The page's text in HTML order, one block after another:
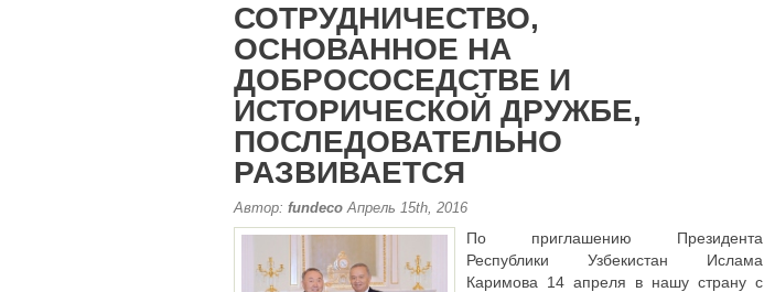
СОТРУДНИЧЕСТВО,
ОСНОВАННОЕ НА
ДОБРОСОСЕДСТВЕ И
ИСТОРИЧЕСКОЙ ДРУЖБЕ,
ПОСЛЕДОВАТЕЛЬНО
РАЗВИВАЕТСЯ
Автор: fundeco Апрель 15th, 2016
По приглашению Президента
Республики Узбекистан Ислама
Каримова 14 апреля в нашу страну с